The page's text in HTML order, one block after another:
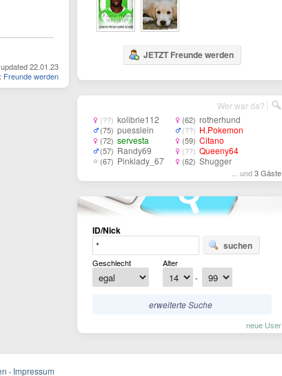
22.01.23
Freunde werden
JETZT Freunde werden
(??) kolibrie112
(75) puesslein
(72) servesta
(57) Randy69
(67) Pinklady_67
(62) rotherhund
(??) H.Pokemon
(59) Citano
(??) Queeny64
(62) Shugger
... und3 Gäste
Wer war da?
ID/Nick
suchen
Geschlecht
Alter
-
erweiterte Suche
neue User
· Impressum